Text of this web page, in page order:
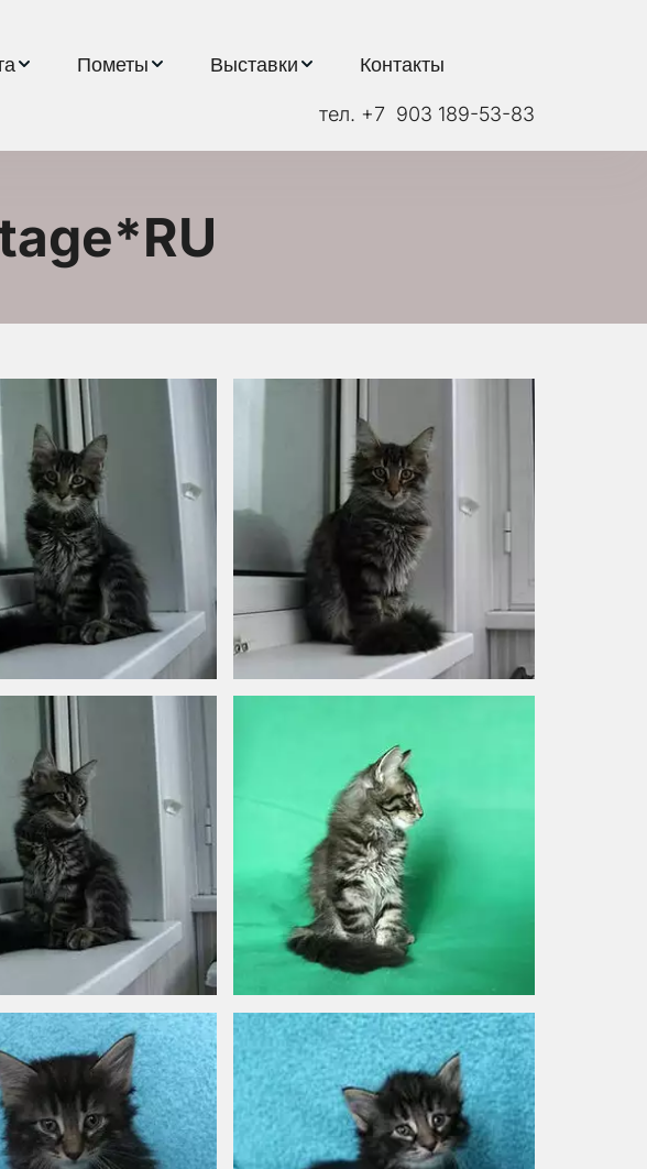
Пометы Выставки Контакты
тел. +7  903 189-53-83